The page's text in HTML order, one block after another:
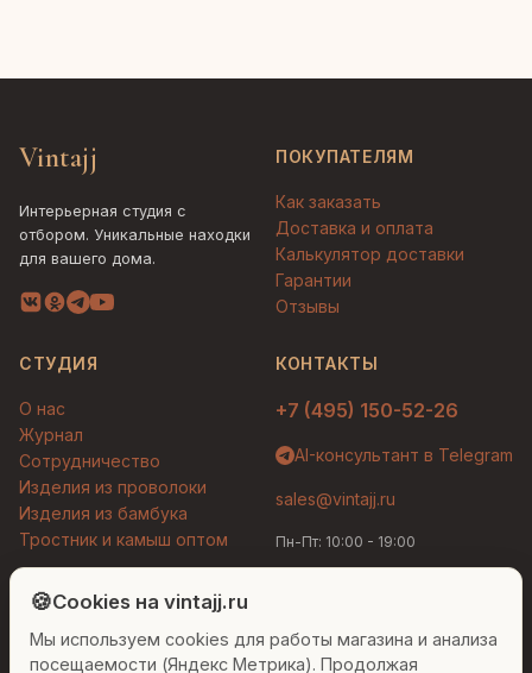
Vintajj
Интерьерная студия с
отбором. Уникальные находки
для вашего дома.
ПОКУПАТЕЛЯМ
Как заказать
Доставка и оплата
Калькулятор доставки
Гарантии
Отзывы
СТУДИЯ
О нас
Журнал
Сотрудничество
Изделия из проволоки
Изделия из бамбука
Тростник и камыш оптом
КОНТАКТЫ
+7 (495) 150-52-26
AI-консультант в Telegram
sales@vintajj.ru
Пн-Пт: 10:00 - 19:00
© 2026 Vintajj. Все права защищены.
Договор оферты
Политика конфиденциальности
🍪Cookies на vintajj.ru
Мы используем cookies для работы магазина и анализа
посещаемости (Яндекс Метрика). Продолжая
Людмила
Привет! Я Людмила, ваш персональный
консультант по декору. Чем могу помочь?